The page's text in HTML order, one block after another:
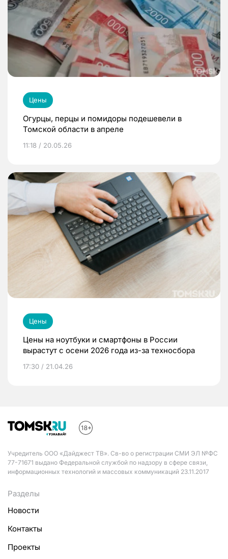
Цены
Огурцы, перцы и помидоры подешевели в
Томской области в апреле
11:18 / 20.05.26
Цены
Цены на ноутбуки и смартфоны в России
вырастут с осени 2026 года из-за техносбора
17:30 / 21.04.26
Учредитель ООО «Дайджест ТВ». Св-во о регистрации СМИ ЭЛ №ФС
77-71671 выдано Федеральной службой по надзору в сфере связи,
информационных технологий и массовых коммуникаций 23.11.2017
Разделы
Новости
Контакты
Проекты